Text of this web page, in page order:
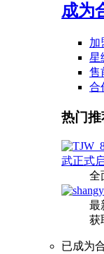
成为
加
星
售
合
热门推
武正式
全
最
获
已成为